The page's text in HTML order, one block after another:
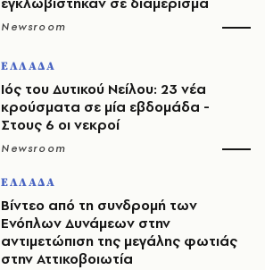
Newsroom
ΕΛΛΑΔΑ
Ιός του Δυτικού Νείλου: 23 νέα
κρούσματα σε μία εβδομάδα -
Στους 6 οι νεκροί
Newsroom
ΕΛΛΑΔΑ
Βίντεο από τη συνδρομή των
Ενόπλων Δυνάμεων στην
αντιμετώπιση της μεγάλης φωτιάς
στην Αττικοβοιωτία